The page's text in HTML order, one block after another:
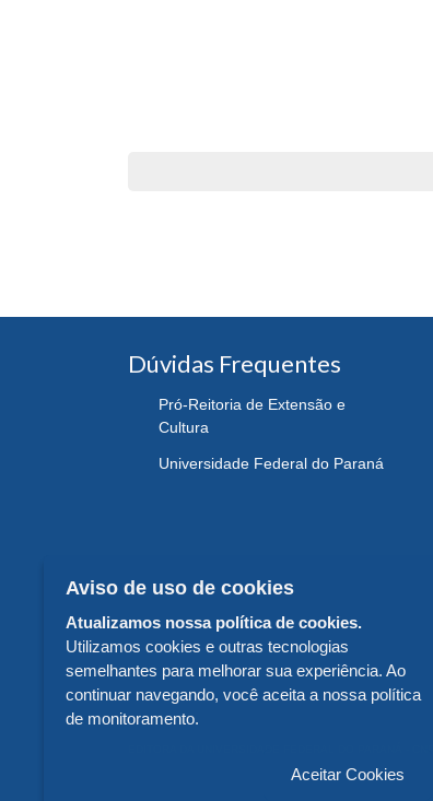
Dúvidas Frequentes
Pró-Reitoria de Extensão e
Cultura
Universidade Federal do Paraná
EDITORA DA UNIVERSIDADE FEDERAL DO PARANÁ -
Aviso de uso de cookies
Atualizamos nossa política de cookies.
Utilizamos cookies e outras tecnologias
semelhantes para melhorar sua experiência. Ao
continuar navegando, você aceita a nossa política
de monitoramento.
Aceitar Cookies